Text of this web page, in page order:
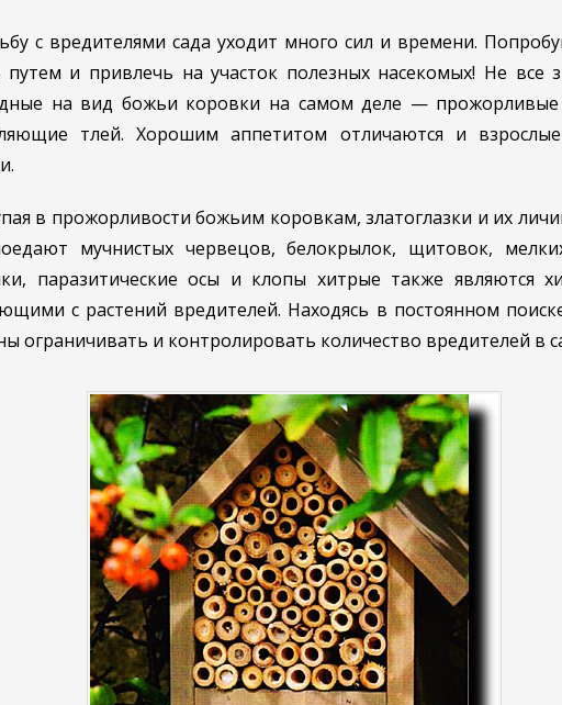
с вредителями сада уходит много сил и времени.
путем и привлечь на участок полезных насекомых! Не все
на вид божьи коровки на самом деле —
тлей. Хорошим аппетитом отличаются и
в прожорливости божьим коровкам, златоглазки и их
мучнистых червецов, белокрылок, щитовок,
паразитические осы и клопы хитрые также являются
с растений вредителей. Находясь в постоянном
ограничивать и контролировать количество вредителей в